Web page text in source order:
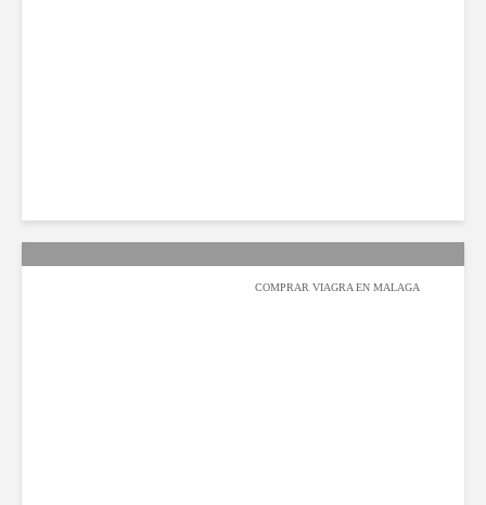
COMPRAR VIAGRA EN MALAGA